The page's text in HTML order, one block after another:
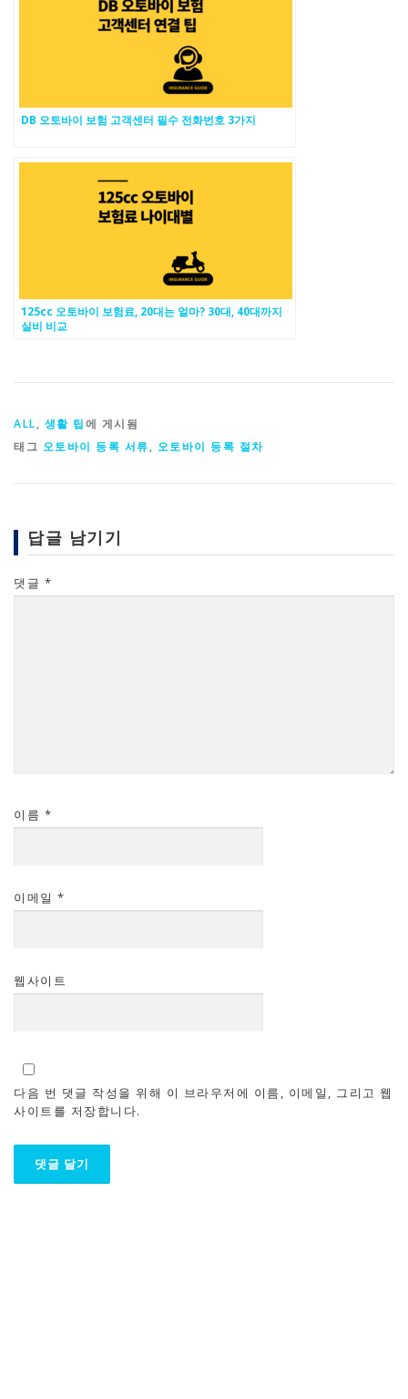
DB 오토바이 보험 고객센터 필수 전화번호 3가지
125cc 오토바이 보험료, 20대는 얼마? 30대, 40대까지
실비 비교
ALL, 생활 팁에 게시됨
태그 오토바이 등록 서류, 오토바이 등록 절차
답글 남기기
댓글 *
이름 *
이메일 *
웹사이트
다음 번 댓글 작성을 위해 이 브라우저에 이름, 이메일, 그리고 웹
사이트를 저장합니다.